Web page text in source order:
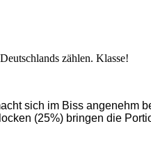
zählen. Klasse!
sich im Biss angenehm
(25%) bringen die